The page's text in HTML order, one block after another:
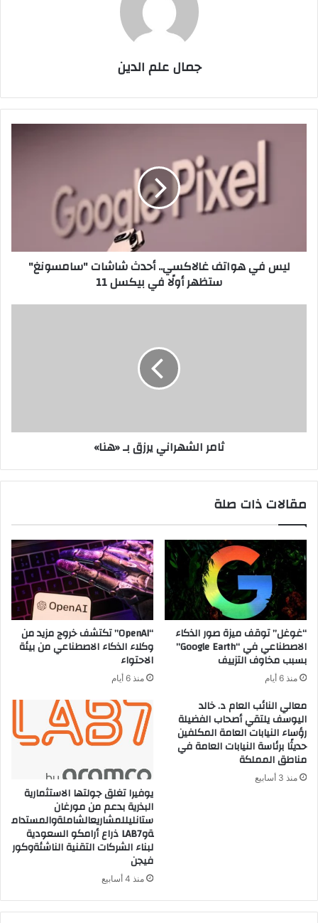
جمال علم الدين
أولًا
ليس في هواتف غالاكسي.. أحدث شاشات "سامسونغ"
ستظهر أولًا في بيكسل 11
ثامر الشهراني يرزق بـ «هنا»
مقالات ذات صلة
“غوغل” توقف ميزة صور الذكاء
الاصطناعي في “Google Earth”
بسبب مخاوف التزييف
منذ 6 أيام
“OpenAI” تكتشف خروج مزيد من
وكلاء الذكاء الاصطناعي من بيئة
الاحتواء
منذ 6 أيام
معالي النائب العام د. خالد
اليوسف يلتقي أصحاب الفضيلة
رؤساء النيابات العامة المكلفين
حديثًا برئاسة النيابات العامة في
مناطق المملكة
منذ 3 أسابيع
يوفيرا تغلق جولتها الاستثمارية
البذرية بدعم من مورغان
ستانليللمشاريعالشاملةوالمستدام
ةوLAB7 ذراع أرامكو السعودية
لبناء الشركات التقنية الناشئةوكور
فيجن
منذ 4 أسابيع